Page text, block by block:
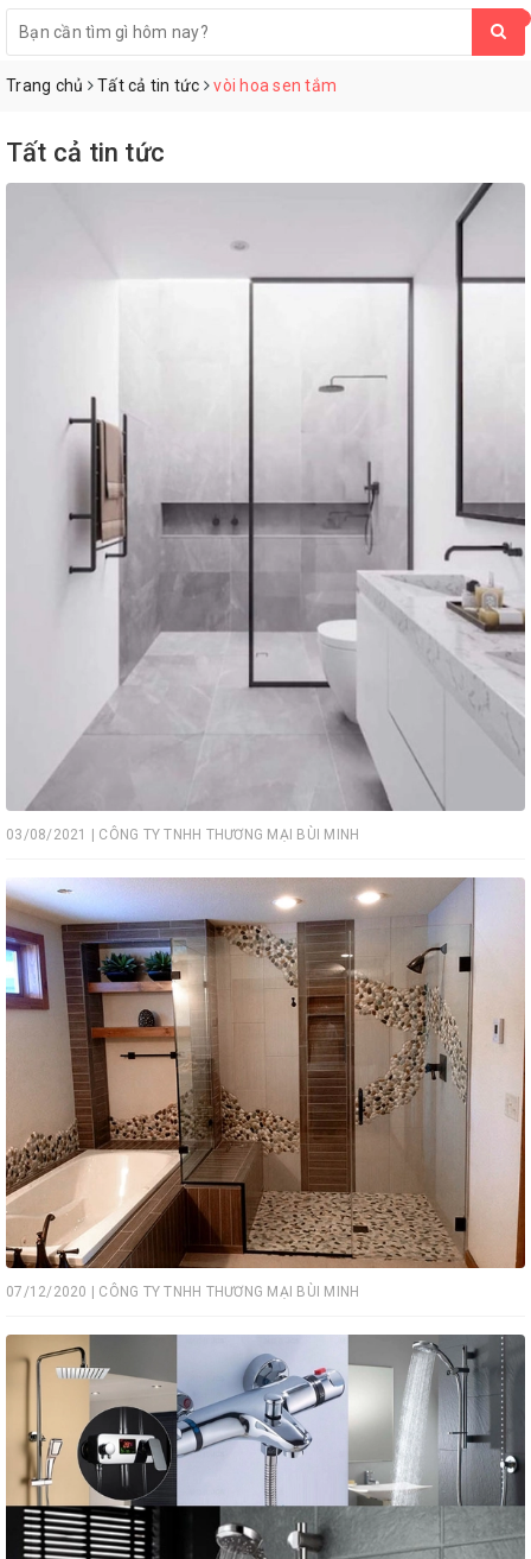
Trang chủ Tất cả tin tức vòi hoa sen tắm
Tất cả tin tức
03/08/2021 | CÔNG TY TNHH THƯƠNG MẠI BÙI MINH
07/12/2020 | CÔNG TY TNHH THƯƠNG MẠI BÙI MINH